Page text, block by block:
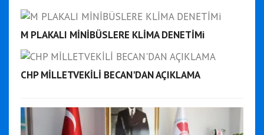
M PLAKALI MİNİBÜSLERE KLİMA DENETİMi
CHP MİLLETVEKİLİ BECAN'DAN AÇIKLAMA